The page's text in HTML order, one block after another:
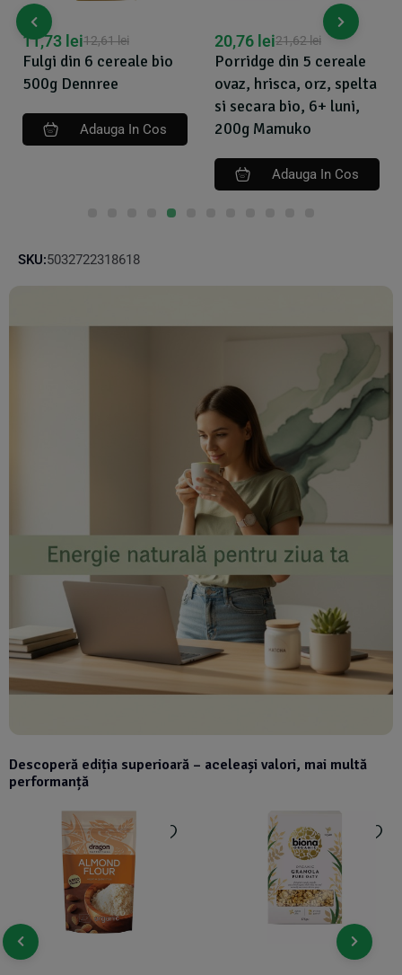
Porridge din 5 cereale
ovaz, hrisca, orz, spelta
200g Mamuko
21,62lei
20,76 lei
Fulgi de ovaz germinat,
bio, 350g, Germline
23,20lei
20,76 lei
Adauga In Cos
SKU:5032722318618
Descoperă ediția superioară – aceleași valori, mai multă
performanță